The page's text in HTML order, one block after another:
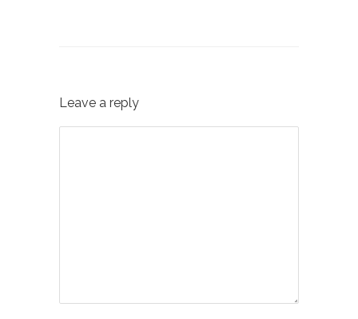
Leave a reply